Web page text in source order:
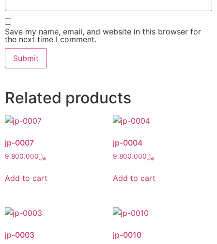
Save my name, email, and website in this browser for
the next time I comment.
Related products
jp-0007
﷼9.800.000
Add to cart
jp-0004
﷼9.800.000
Add to cart
jp-0003 jp-0010